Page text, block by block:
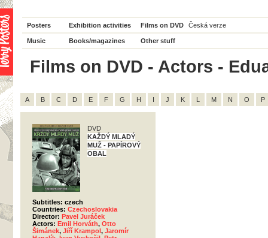
Posters Exhibition activities Films on DVD Česká verze
Music Books/magazines Other stuff
Films on DVD - Actors -
A B C D E F G H I J K L M N O P
DVD
KAŽDÝ MLADÝ
MUŽ - PAPÍROVÝ
OBAL
Subtitles: czech
Countries: Czechoslovakia
Director: Pavel Juráček
Actors: Emil Horváth, Otto
Šimánek, Jiří Krampol, Jaromír